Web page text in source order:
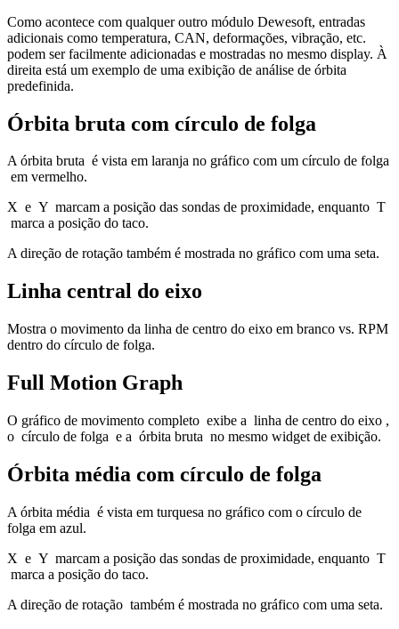
Como acontece com qualquer outro módulo Dewesoft, entradas
adicionais como temperatura, CAN, deformações, vibração, etc.
podem ser facilmente adicionadas e mostradas no mesmo display. À
direita está um exemplo de uma exibição de análise de órbita
predefinida.
Órbita bruta com círculo de folga
A órbita bruta é vista em laranja no gráfico com um círculo de folga
em vermelho.
X e Y marcam a posição das sondas de proximidade, enquanto T
marca a posição do taco.
A direção de rotação também é mostrada no gráfico com uma seta.
Linha central do eixo
Mostra o movimento da linha de centro do eixo em branco vs. RPM
dentro do círculo de folga.
Full Motion Graph
O gráfico de movimento completo exibe a linha de centro do eixo ,
o círculo de folga e a órbita bruta no mesmo widget de exibição.
Órbita média com círculo de folga
A órbita média é vista em turquesa no gráfico com o círculo de
folga em azul.
X e Y marcam a posição das sondas de proximidade, enquanto T
marca a posição do taco.
A direção de rotação também é mostrada no gráfico com uma seta.